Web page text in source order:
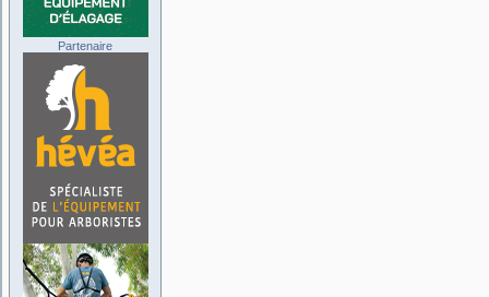
Partenaire